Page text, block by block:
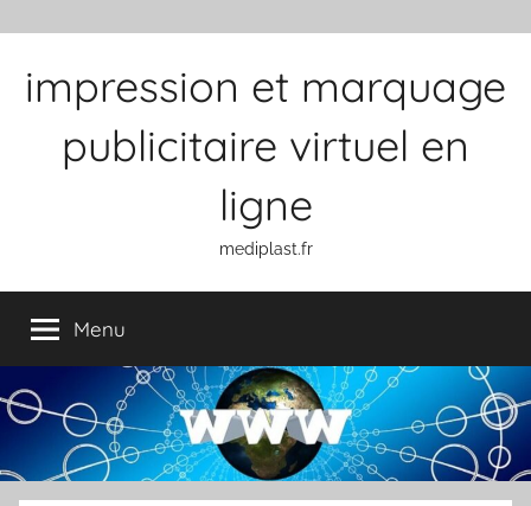
impression et marquage
publicitaire virtuel en
ligne
mediplast.fr
Menu